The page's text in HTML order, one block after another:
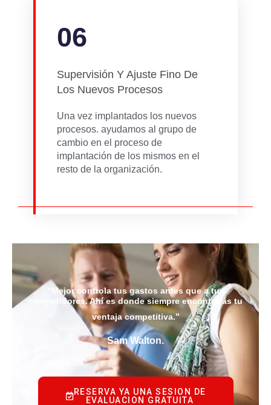
06
Supervisión Y Ajuste Fino De
Los Nuevos Procesos
Una vez implantados los nuevos
procesos. ayudamos al grupo de
cambio en el proceso de
implantación de los mismos en el
resto de la organización.
“Mejor controla tus gastos antes que a tus
competidores. Ahí es donde siempre encontrarás tu
ventaja competitiva.”
Sam Walton.
RESERVA YA UNA SESION DE
EVALUACION GRATUITA